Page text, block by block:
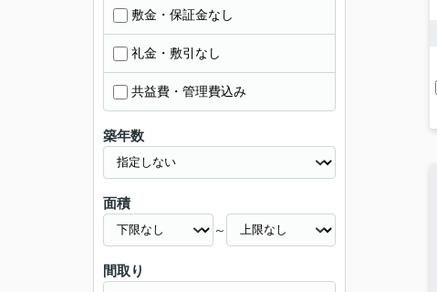
敷金・保証金なし
礼金・敷引なし
共益費・管理費込み
築年数
面積
～
間取り